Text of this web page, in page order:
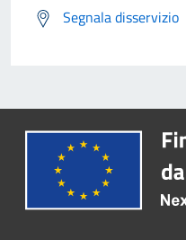
Segnala disservizio